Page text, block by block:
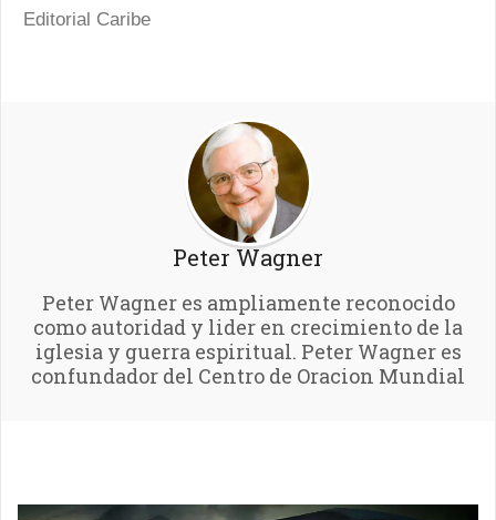
Editorial Caribe
Peter Wagner
Peter Wagner es ampliamente reconocido
como autoridad y lider en crecimiento de la
iglesia y guerra espiritual. Peter Wagner es
confundador del Centro de Oracion Mundial